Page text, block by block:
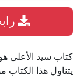
كتاب سيد الأعلى
يتناول هذا الكتاب